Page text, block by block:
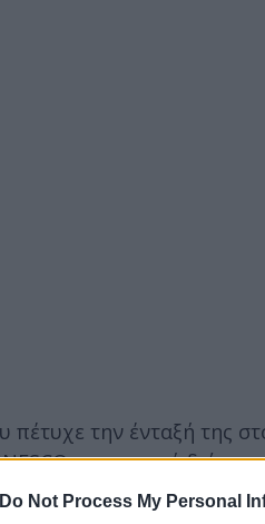
Do Not Process My Personal
πέτυχε την ένταξή της
σημαντική
χάρτες και